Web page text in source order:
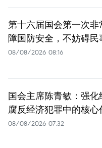
第十六届国会第一次非
障国防安全，不妨碍民
08/08/2026 08:16
国会主席陈青敏：强化
腐反经济犯罪中的核心
08/08/2026 07:32